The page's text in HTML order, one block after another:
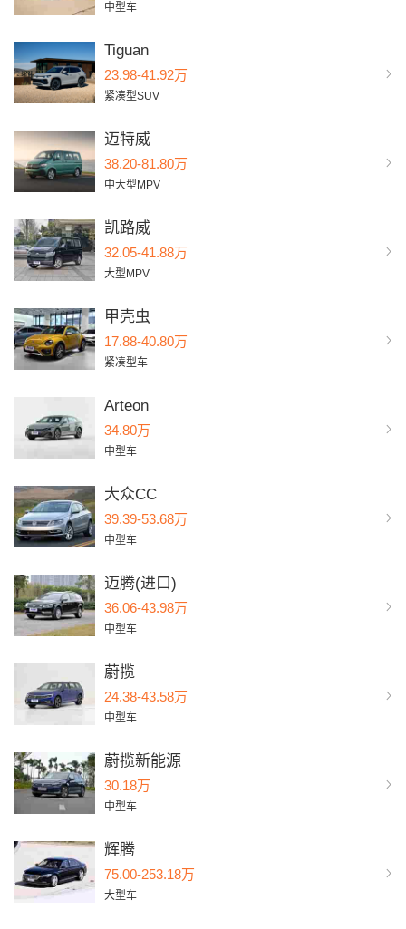
中型车
Tiguan
23.98-41.92万
紧凑型SUV
迈特威
38.20-81.80万
中大型MPV
凯路威
32.05-41.88万
大型MPV
甲壳虫
17.88-40.80万
紧凑型车
Arteon
34.80万
中型车
大众CC
39.39-53.68万
中型车
迈腾(进口)
36.06-43.98万
中型车
蔚揽
24.38-43.58万
中型车
蔚揽新能源
30.18万
中型车
辉腾
75.00-253.18万
大型车